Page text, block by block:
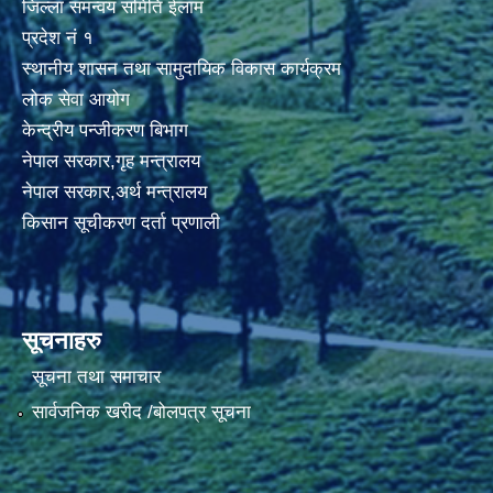
जिल्ला समन्वय समिति ईलाम
प्रदेश नं १
स्थानीय शासन तथा सामुदायिक विकास कार्यक्रम
लोक सेवा आयोग
केन्द्रीय पन्जीकरण बिभाग
नेपाल सरकार,गृह मन्त्रालय
नेपाल सरकार,अर्थ मन्त्रालय
किसान सूचीकरण दर्ता प्रणाली
सूचनाहरु
सूचना तथा समाचार
सार्वजनिक खरीद /बोलपत्र सूचना